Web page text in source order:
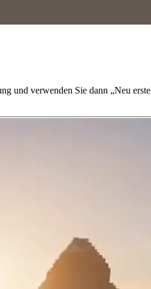
und verwenden Sie dann „Neu